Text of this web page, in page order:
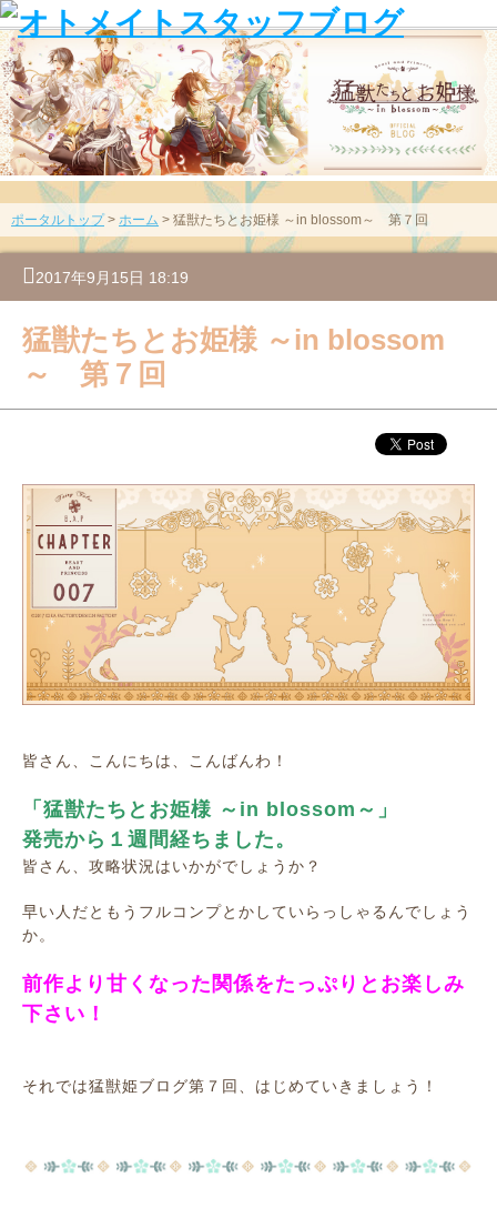
ポータルトップ> ホーム > 猛獣たちとお姫様 ～in blossom～ 第７回
2017年9月15日 18:19
猛獣たちとお姫様 ～in blossom
～ 第７回
皆さん、こんにちは、こんばんわ！
「猛獣たちとお姫様 ～in blossom～」
発売から１週間経ちました。
皆さん、攻略状況はいかがでしょうか？
早い人だともうフルコンプとかしていらっしゃるんでしょう
か。
前作より甘くなった関係をたっぷりとお楽しみ
下さい！
それでは猛獣姫ブログ第７回、はじめていきましょう！